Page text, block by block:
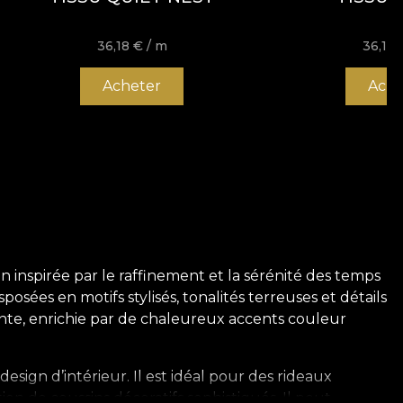
36,18 € / m
Acheter
36,18
inspirée par le raffinement et la sérénité des temps
en motifs stylisés, tonalités terreuses et détails
enrichie par de chaleureux accents couleur
d’intérieur. Il est idéal pour des rideaux
de coussins décoratifs sophistiqués. Il peut